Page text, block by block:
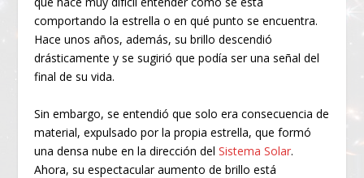
comportando la estrella o en qué punto se encuentra.
Hace unos años, además, su brillo descendió
drásticamente y se sugirió que podía ser una señal del
final de su vida.
Sin embargo, se entendió que solo era consecuencia de
material, expulsado por la propia estrella, que formó
una densa nube en la dirección delSistema Solar.
Ahora, su espectacular aumento de brillo está